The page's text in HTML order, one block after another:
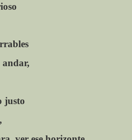
andar,
justo